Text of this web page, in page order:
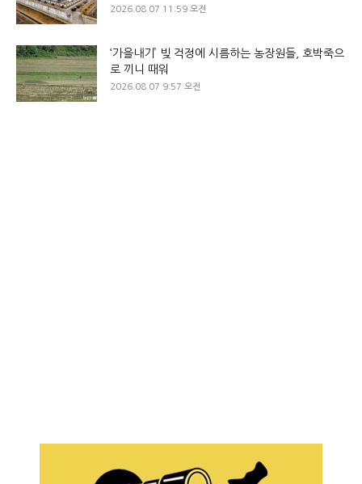
2026.08.07 11:59 오전
‘가을내기’ 빚 걱정에 시름하는 농장원들, 호박죽으
로 끼니 때워
2026.08.07 9:57 오전